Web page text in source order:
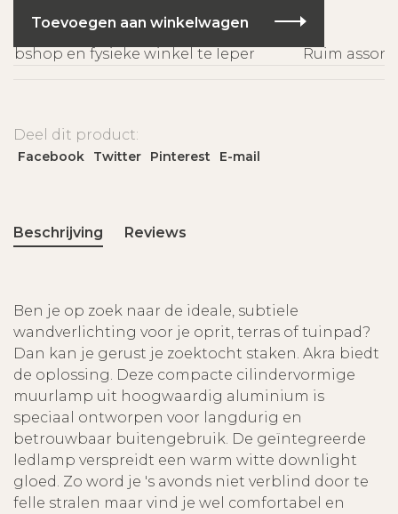
Toevoegen aan winkelwagen
en fysieke winkel te Ieper
Ruim
Deel dit product:
Facebook Twitter Pinterest E-mail
Beschrijving Reviews
Ben je op zoek naar de ideale, subtiele
wandverlichting voor je oprit, terras of tuinpad?
Dan kan je gerust je zoektocht staken. Akra biedt
de oplossing. Deze compacte cilindervormige
muurlamp uit hoogwaardig aluminium is
speciaal ontworpen voor langdurig en
betrouwbaar buitengebruik. De geïntegreerde
ledlamp verspreidt een warm witte downlight
gloed. Zo word je 's avonds niet verblind door te
felle stralen maar vind je wel comfortabel en